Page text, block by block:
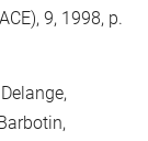
9, 1998, p.